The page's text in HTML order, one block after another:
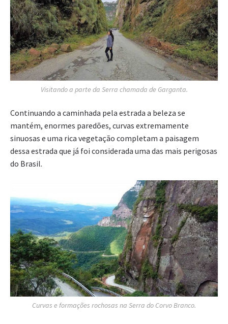
Visitando a parte da Serra chamada de Garganta.
Continuando a caminhada pela estrada a beleza se
mantém, enormes paredões, curvas extremamente
sinuosas e uma rica vegetação completam a paisagem
dessa estrada que já foi considerada uma das mais perigosas
do Brasil.
Curvas e formações rochosas na Serra do Corvo Branco.